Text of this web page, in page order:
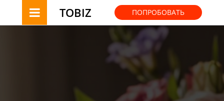
TOBIZ ПОПРОБОВАТЬ